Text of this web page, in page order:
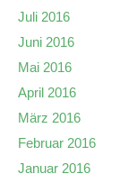
Juli 2016
Juni 2016
Mai 2016
April 2016
März 2016
Februar 2016
Januar 2016